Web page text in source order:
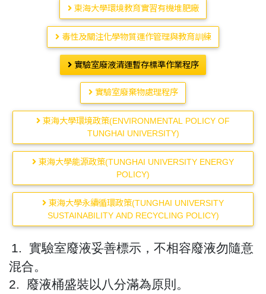
東海大學環境教育實習有機堆肥廠
毒性及關注化學物質運作管理與教育訓練
實驗室廢液清運暫存標準作業程序
實驗室廢棄物處理程序
東海大學環境政策(ENVIRONMENTAL POLICY OF
TUNGHAI UNIVERSITY)
東海大學能源政策(TUNGHAI UNIVERSITY ENERGY
POLICY)
東海大學永續循環政策(TUNGHAI UNIVERSITY
SUSTAINABILITY AND RECYCLING POLICY)
1. 實驗室廢液妥善標示，不相容廢液勿隨意
混合。
2.
廢液桶盛裝以八分滿為原則。